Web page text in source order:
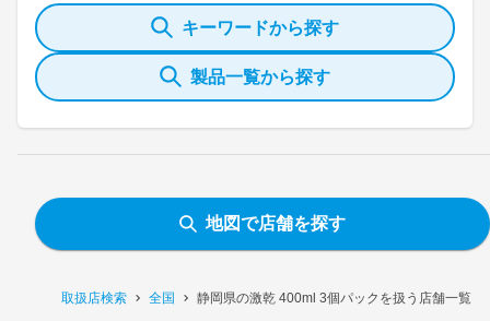
取扱店検索 全国 静岡県の激乾 400ml 3個パックを扱う店舗一覧
キーワードから探す
製品一覧から探す
地図で店舗を探す